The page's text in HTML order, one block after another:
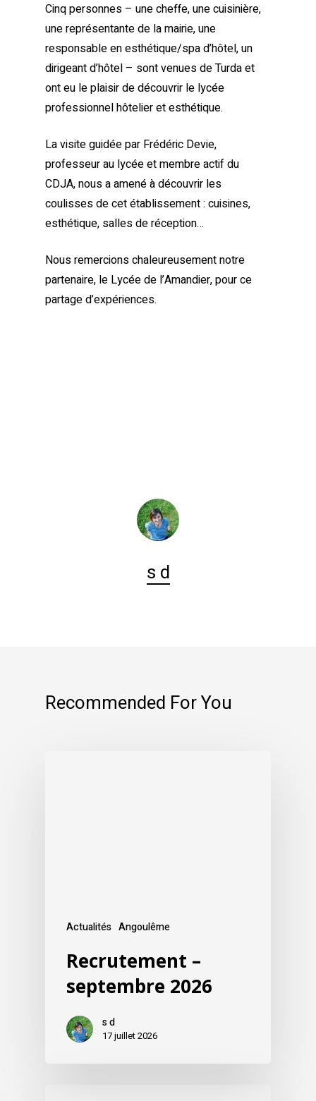
Cinq personnes – une cheffe, une cuisinière,
une représentante de la mairie, une
responsable en esthétique/spa d’hôtel, un
dirigeant d’hôtel – sont venues de Turda et
ont eu le plaisir de découvrir le lycée
professionnel hôtelier et esthétique.
La visite guidée par Frédéric Devie,
professeur au lycée et membre actif du
CDJA, nous a amené à découvrir les
coulisses de cet établissement : cuisines,
esthétique, salles de réception…
Nous remercions chaleureusement notre
partenaire, le Lycée de l’Amandier, pour ce
partage d’expériences.
s d
Recommended For You
Actualités Angoulême
Recrutement –
septembre 2026
s d
17 juillet 2026